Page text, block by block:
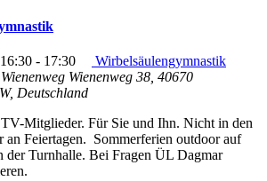
- 17:30
Wirbelsäulengymnastik
Wienenweg 38, 40670
Deutschland
Mitglieder. Für Sie und Ihn. Nicht in den
an Feiertagen. Sommerferien outdoor auf
der Turnhalle. Bei Fragen ÜL Dagmar